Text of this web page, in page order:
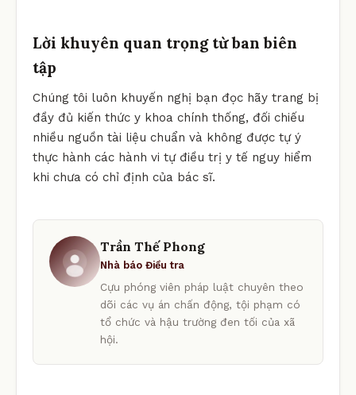
Lời khuyên quan trọng từ ban biên
tập
Chúng tôi luôn khuyến nghị bạn đọc hãy trang bị
đầy đủ kiến thức y khoa chính thống, đối chiếu
nhiều nguồn tài liệu chuẩn và không được tự ý
thực hành các hành vi tự điều trị y tế nguy hiểm
khi chưa có chỉ định của bác sĩ.
Trần Thế Phong
Nhà báo Điều tra
Cựu phóng viên pháp luật chuyên theo
dõi các vụ án chấn động, tội phạm có
tổ chức và hậu trường đen tối của xã
hội.